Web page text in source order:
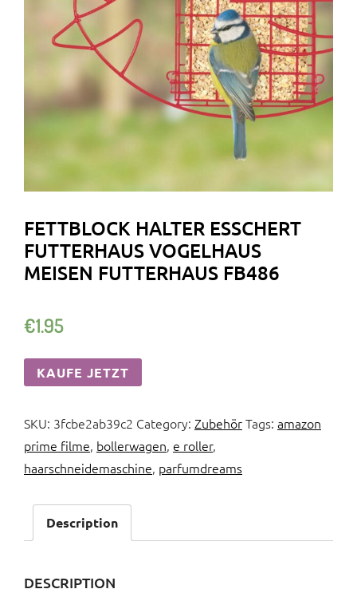
FETTBLOCK HALTER ESSCHERT
FUTTERHAUS VOGELHAUS
MEISEN FUTTERHAUS FB486
€1.95
KAUFE JETZT
SKU: 3fcbe2ab39c2 Category: ZubehörTags: amazon
prime filme, bollerwagen, e roller,
haarschneidemaschine, parfumdreams
Description
DESCRIPTION